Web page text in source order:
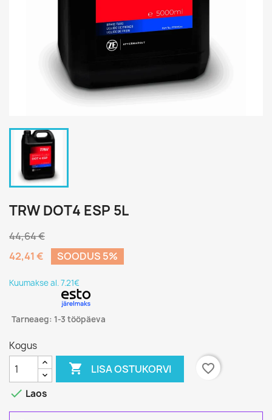
TRW DOT4 ESP 5L
44,64 €
42,41 €
SOODUS 5%
Kuumakse al. 7.21€
Tarneaeg: 1-3 tööpäeva
Kogus
 LISA OSTUKORVI
favorite_border
 Laos